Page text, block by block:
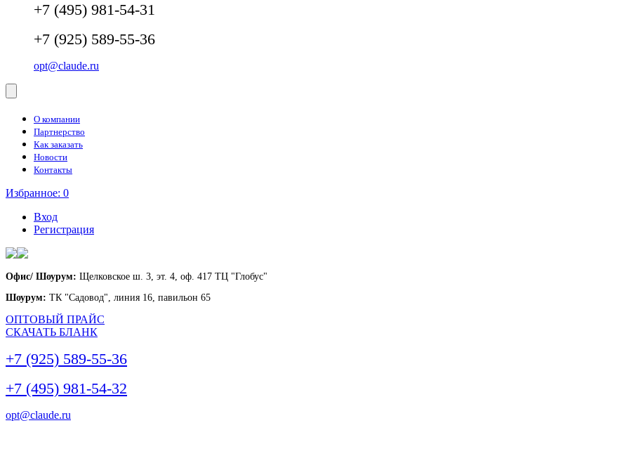
+7 (495) 981-54-31
+7 (925) 589-55-36
opt@claude.ru
О компании
Партнерство
Как заказать
Новости
Контакты
Избранное: 0
Вход
Регистрация
Офис/ Шоурум: Щелковское ш. 3, эт. 4, оф. 417 ТЦ "Глобус"
Шоурум: ТК "Садовод", линия 16, павильон 65
ОПТОВЫЙ ПРАЙС
СКАЧАТЬ БЛАНК
+7 (925) 589-55-36
+7 (495) 981-54-32
opt@claude.ru